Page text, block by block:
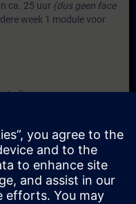
ca. 25 uur (dus geen face
week 1 module voor
studie.
te ronden. Na 1 jaar
aan toe? Geen probleem.
van